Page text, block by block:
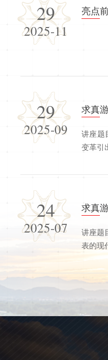
29
2025-11
亮点
29
2025-09
求真
讲座题
变革引
24
2025-07
求真
讲座题
表的现